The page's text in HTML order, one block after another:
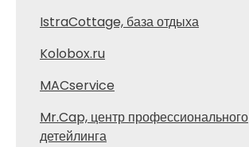
IstraCottage, база отдыха
Kolobox.ru
MACservice
Mr.Cap, центр профессионального
детейлинга